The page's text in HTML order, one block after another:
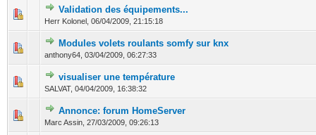
Validation des équipements...
Herr Kolonel, 06/04/2009, 21:15:18
0 Votes - 0 sur 5 en moyenne
12345
Modules volets roulants somfy sur knx
anthony64, 03/04/2009, 06:27:33
0 Votes - 0 sur 5 en moyenne
1234 5
visualiser une température
SALVAT, 04/04/2009, 16:38:32
0 Votes - 0 sur 5 en moyenne
12345
Annonce: forum HomeServer
Marc Assin, 27/03/2009, 09:26:13
0 Votes - 0 sur 5 en moyenne
12345